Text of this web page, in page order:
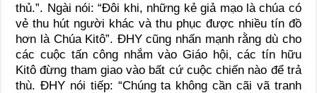
thủ.”. Ngài nói: “Đôi khi, những kẻ giả mạo là chúa có
vẻ thu hút người khác và thu phục được nhiều tín đồ
hơn là Chúa Kitô”. ĐHY cũng nhấn mạnh rằng dù cho
các cuộc tấn công nhắm vào Giáo hội, các tín hữu
Kitô đừng tham giao vào bất cứ cuộc chiến nào để trả
thù. ĐHY nói tiếp: “Chúng ta không cần cãi vã tranh